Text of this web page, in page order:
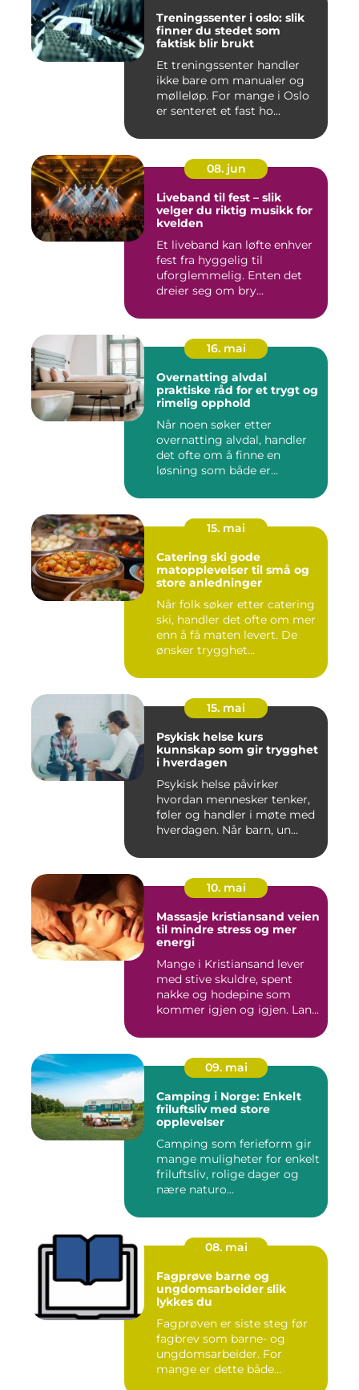
Treningssenter i oslo: slik
finner du stedet som
faktisk blir brukt
Et treningssenter handler
ikke bare om manualer og
mølleløp. For mange i Oslo
er senteret et fast ho...
08. jun
Liveband til fest – slik
velger du riktig musikk for
kvelden
Et liveband kan løfte enhver
fest fra hyggelig til
uforglemmelig. Enten det
dreier seg om bry...
16. mai
Overnatting alvdal
praktiske råd for et trygt og
rimelig opphold
Når noen søker etter
overnatting alvdal, handler
det ofte om å finne en
løsning som både er
15. mai
Catering ski gode
matopplevelser til små og
store anledninger
Når folk søker etter catering
ski, handler det ofte om mer
enn å få maten levert. De
ønsker trygghet...
15. mai
Psykisk helse kurs
kunnskap som gir trygghet
i hverdagen
Psykisk helse påvirker
hvordan mennesker tenker,
føler og handler i møte med
hverdagen. Når barn, un...
10. mai
Massasje kristiansand veien
til mindre stress og mer
energi
Mange i Kristiansand lever
med stive skuldre, spent
nakke og hodepine som
kommer igjen og igjen. Lan...
09. mai
Camping i Norge: Enkelt
friluftsliv med store
opplevelser
Camping som ferieform gir
mange muligheter for enkelt
friluftsliv, rolige dager og
nære naturo...
08. mai
Fagprøve barne og
ungdomsarbeider slik
lykkes du
Fagprøven er siste steg før
fagbrev som barne- og
ungdomsarbeider. For
mange er dette både